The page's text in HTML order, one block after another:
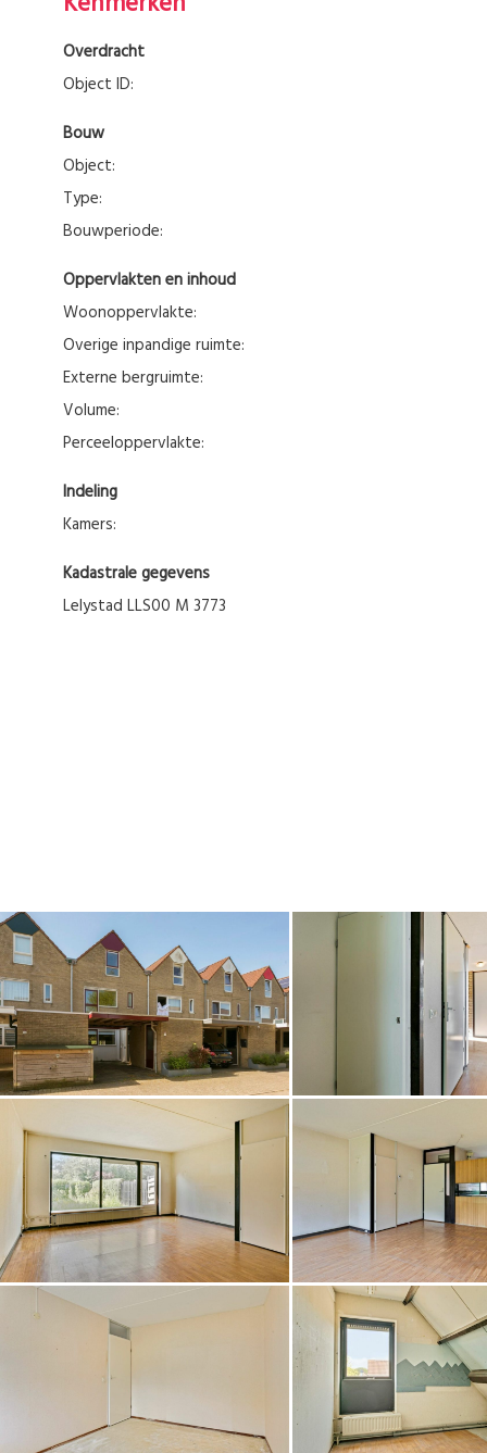
Overdracht
Object ID:
Bouw
Object:
Type:
Bouwperiode:
Oppervlakten en inhoud
Woonoppervlakte:
Overige inpandige ruimte:
Externe bergruimte:
Volume:
Perceeloppervlakte:
Indeling
Kamers:
Kadastrale gegevens
Lelystad LLS00 M 3773